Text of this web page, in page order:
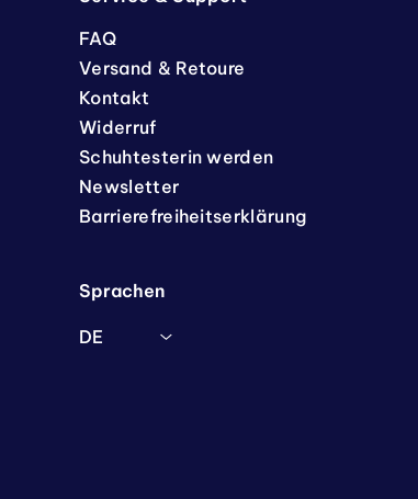
FAQ
Versand & Retoure
Kontakt
Widerruf
Schuhtesterin werden
Newsletter
Barrierefreiheitserklärung
Sprachen
DE